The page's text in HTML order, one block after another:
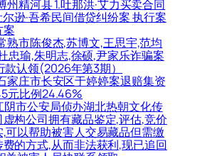
州精河县 1.吐那洪·艾力买卖合同
逊·吾希民间借贷纠纷案 执行案
案
熟市陈俊杰,苏博文,王思宇,范均
忠瑜,朱明志,徐硕,尹家乐诈骗案
认领(2026年第3期）
家庄市长安区于婷婷案退赔集资
元比例24.46%
阴市公安局侦办湖北热朝文化传
构公司拥有藏品鉴定,评估,竞价
可以帮助被害人交易藏品但需缴
的方式,从而非法获利,现已追回